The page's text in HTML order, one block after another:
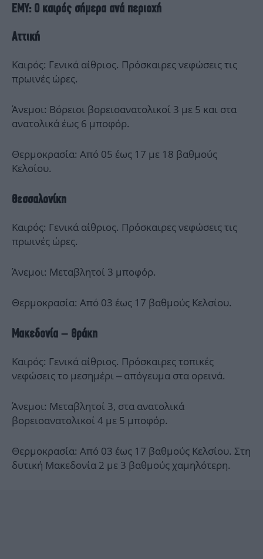
ΕΜΥ: Ο καιρός σήμερα ανά περιοχή
Αττική
Καιρός: Γενικά αίθριος. Πρόσκαιρες νεφώσεις τις
πρωινές ώρες.
Άνεμοι: Βόρειοι βορειοανατολικοί 3 με 5 και στα
ανατολικά έως 6 μποφόρ.
Θερμοκρασία: Από 05 έως 17 με 18 βαθμούς
Κελσίου.
Θεσσαλονίκη
Καιρός: Γενικά αίθριος. Πρόσκαιρες νεφώσεις τις
πρωινές ώρες.
Άνεμοι: Μεταβλητοί 3 μποφόρ.
Θερμοκρασία: Από 03 έως 17 βαθμούς Κελσίου.
Μακεδονία – Θράκη
Καιρός: Γενικά αίθριος. Πρόσκαιρες τοπικές
νεφώσεις το μεσημέρι – απόγευμα στα ορεινά.
Άνεμοι: Μεταβλητοί 3, στα ανατολικά
βορειοανατολικοί 4 με 5 μποφόρ.
Θερμοκρασία: Από 03 έως 17 βαθμούς Κελσίου. Στη
δυτική Μακεδονία 2 με 3 βαθμούς χαμηλότερη.